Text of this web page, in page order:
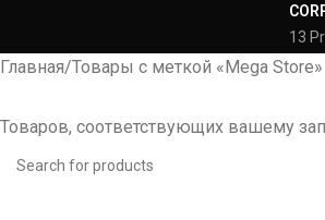
13
Главная Товары с меткой «Mega Store»
Товаров, соответствующих вашему